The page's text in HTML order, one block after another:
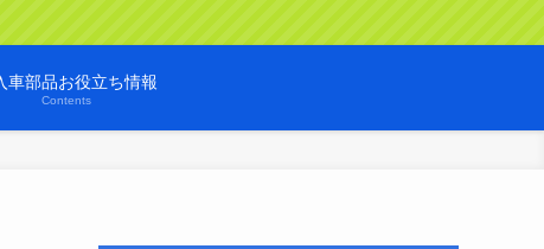
車部品お役立ち情報
Contents